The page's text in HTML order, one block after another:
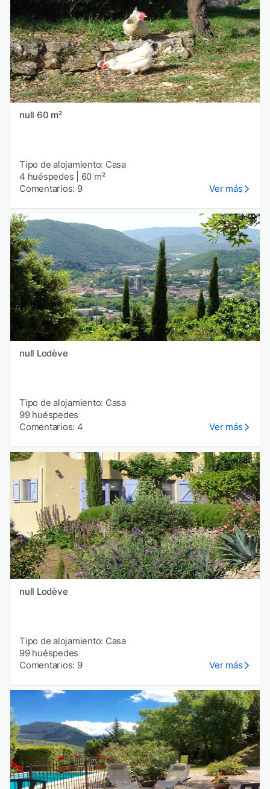
null 60 m²
Tipo de alojamiento: Casa
4 huéspedes
60 m²
Comentarios: 9
Ver más
null Lodève
Tipo de alojamiento: Casa
99 huéspedes
Comentarios: 4
Ver más
null Lodève
Tipo de alojamiento: Casa
99 huéspedes
Comentarios: 9
Ver más